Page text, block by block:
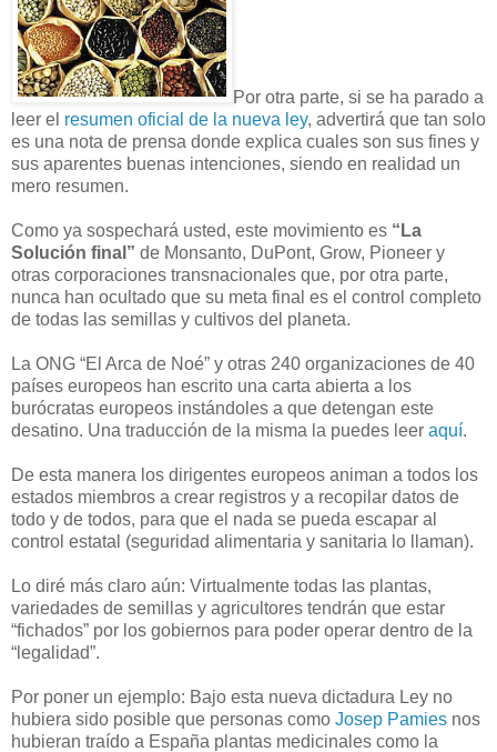
Por otra parte, si se ha parado a
leer el resumen oficial de la nueva ley, advertirá que tan solo
es una nota de prensa donde explica cuales son sus fines y
sus aparentes buenas intenciones, siendo en realidad un
mero resumen.
Como ya sospechará usted, este movimiento es “La
Solución final” de Monsanto, DuPont, Grow, Pioneer y
otras corporaciones transnacionales que, por otra parte,
nunca han ocultado que su meta final es el control completo
de todas las semillas y cultivos del planeta.
La ONG “El Arca de Noé” y otras 240 organizaciones de 40
países europeos han escrito una carta abierta a los
burócratas europeos instándoles a que detengan este
desatino. Una traducción de la misma la puedes leer aquí.
De esta manera los dirigentes europeos animan a todos los
estados miembros a crear registros y a recopilar datos de
todo y de todos, para que el nada se pueda escapar al
control estatal (seguridad alimentaria y sanitaria lo llaman).
Lo diré más claro aún: Virtualmente todas las plantas,
variedades de semillas y agricultores tendrán que estar
“fichados” por los gobiernos para poder operar dentro de la
“legalidad”.
Por poner un ejemplo: Bajo esta nueva dictadura Ley no
hubiera sido posible que personas como Josep Pamies nos
hubieran traído a España plantas medicinales como la